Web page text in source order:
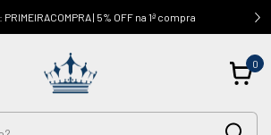
PRIMEIRACOMPRA | 5% OFF na 1ª compra
0